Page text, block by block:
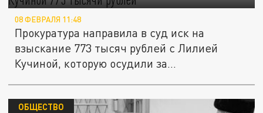
08 ФЕВРАЛЯ 11:48
Прокуратура направила в суд иск на
взыскание 773 тысяч рублей с Лилией
Кучиной, которую осудили за...
ОБЩЕСТВО